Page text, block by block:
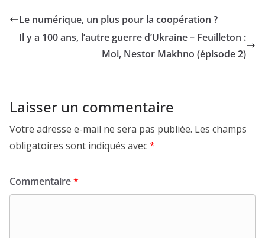
Le numérique, un plus pour la coopération ?
Il y a 100 ans, l’autre guerre d’Ukraine – Feuilleton :
Moi, Nestor Makhno (épisode 2)
Laisser un commentaire
Votre adresse e-mail ne sera pas publiée. Les champs
obligatoires sont indiqués avec*
Commentaire*